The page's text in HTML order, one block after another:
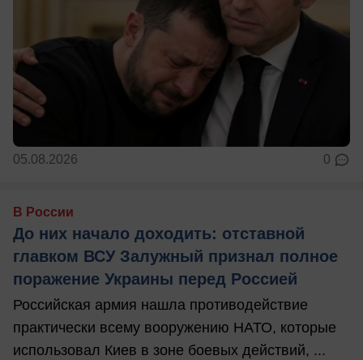
05.08.2026 0
В России
До них начало доходить: отставной
главком ВСУ Залужный признал полное
поражение Украины перед Россией
Российская армия нашла противодействие
практически всему вооружению НАТО, которые
использовал Киев в зоне боевых действий, ...